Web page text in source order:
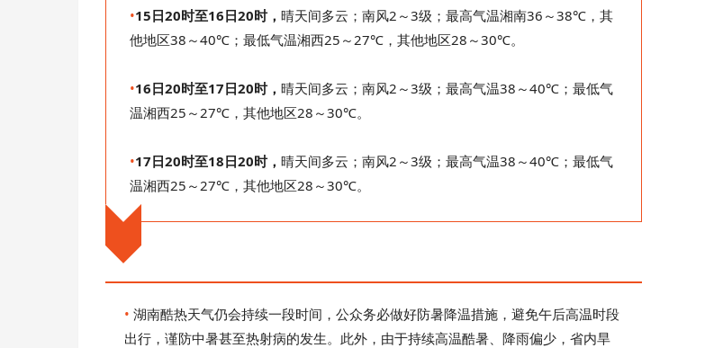
•15日20时至16日20时， 晴天间多云；南风2～3级；最高气温湘南36～38℃，其
他地区38～40℃；最低气温湘西25～27℃，其他地区28～30℃。
•16日20时至17日20时， 晴天间多云；南风2～3级；最高气温38～40℃；最低气
温湘西25～27℃，其他地区28～30℃。
•17日20时至18日20时， 晴天间多云；南风2～3级；最高气温38～40℃；最低气
温湘西25～27℃，其他地区28～30℃。
• 湖南酷热天气仍会持续一段时间，公众务必做好防暑降温措施，避免午后高温时段
出行，谨防中暑甚至热射病的发生。此外，由于持续高温酷暑、降雨偏少，省内旱